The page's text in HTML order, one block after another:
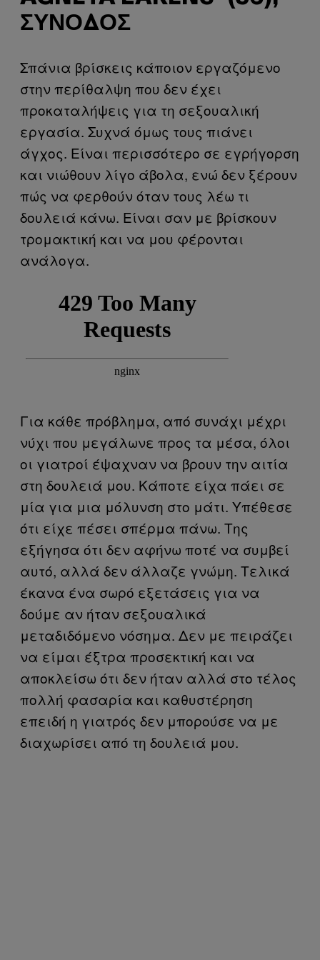
ΣΥΝΟΔΌΣ
Σπάνια βρίσκεις κάποιον εργαζόμενο
στην περίθαλψη που δεν έχει
προκαταλήψεις για τη σεξουαλική
εργασία. Συχνά όμως τους πιάνει
άγχος. Είναι περισσότερο σε εγρήγορση
και νιώθουν λίγο άβολα, ενώ δεν ξέρουν
πώς να φερθούν όταν τους λέω τι
δουλειά κάνω. Είναι σαν με βρίσκουν
τρομακτική και να μου φέρονται
ανάλογα.
Για κάθε πρόβλημα, από συνάχι μέχρι
νύχι που μεγάλωνε προς τα μέσα, όλοι
οι γιατροί έψαχναν να βρουν την αιτία
στη δουλειά μου. Κάποτε είχα πάει σε
μία για μια μόλυνση στο μάτι. Υπέθεσε
ότι είχε πέσει σπέρμα πάνω. Της
εξήγησα ότι δεν αφήνω ποτέ να συμβεί
αυτό, αλλά δεν άλλαζε γνώμη. Τελικά
έκανα ένα σωρό εξετάσεις για να
δούμε αν ήταν σεξουαλικά
μεταδιδόμενο νόσημα. Δεν με πειράζει
να είμαι έξτρα προσεκτική και να
αποκλείσω ότι δεν ήταν αλλά στο τέλος
πολλή φασαρία και καθυστέρηση
επειδή η γιατρός δεν μπορούσε να με
διαχωρίσει από τη δουλειά μου.